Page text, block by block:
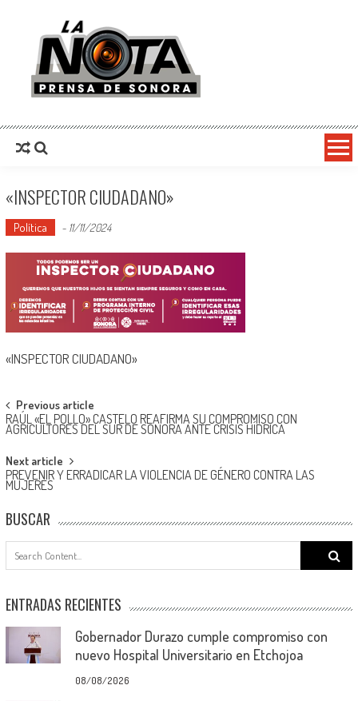
La Nota Prensa De Sonora
«INSPECTOR CIUDADANO»
Política - 11/11/2024
«INSPECTOR CIUDADANO»
Post
navigation
Previous article
RAÚL «EL POLLO» CASTELO REAFIRMA SU COMPROMISO CON
AGRICULTORES DEL SUR DE SONORA ANTE CRISIS HÍDRICA
Next article
PREVENIR Y ERRADICAR LA VIOLENCIA DE GÉNERO CONTRA LAS
MUJERES
BUSCAR
Search
for:
ENTRADAS RECIENTES
Gobernador Durazo cumple compromiso con
nuevo Hospital Universitario en Etchojoa
08/08/2026